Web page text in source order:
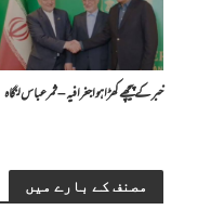
خبر کے پیچھے کھڑا ہوا جغرافیہ – ثمر عباس لنگاہ
مصنف کے بارے میں